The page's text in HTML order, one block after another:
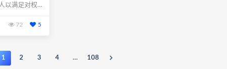
以满足对权力
72 5
1 2 3 4 … 108